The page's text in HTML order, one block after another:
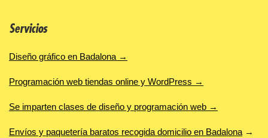
Servicios
Diseño gráfico en Badalona →
Programación web tiendas online y WordPress →
Se imparten clases de diseño y programación web →
Envíos y paquetería baratos recogida domicilio en Badalona →